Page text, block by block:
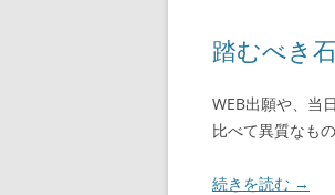
踏むべき
WEB出願や、当
比べて異質なも
続きを読む →